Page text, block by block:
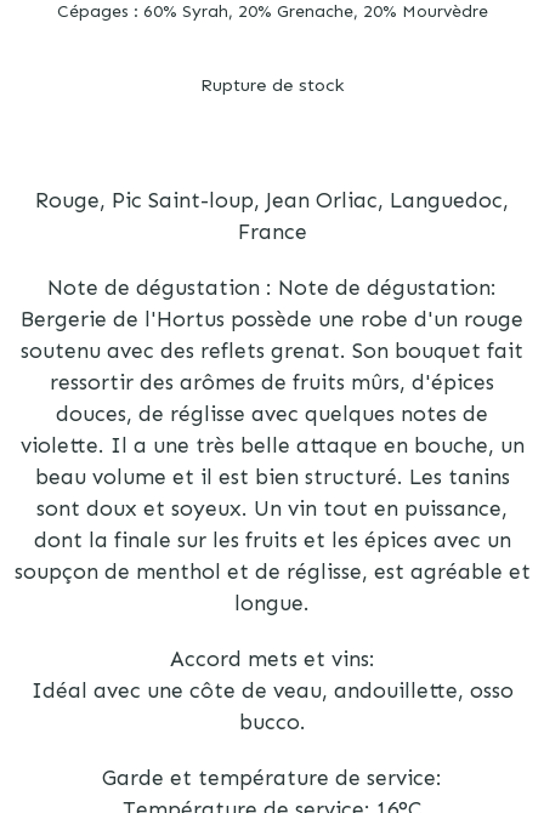
Cépages : 60% Syrah, 20% Grenache, 20% Mourvèdre
Rupture de stock
Rouge, Pic Saint-loup, Jean Orliac, Languedoc,
France
Note de dégustation : Note de dégustation:
Bergerie de l'Hortus possède une robe d'un rouge
soutenu avec des reflets grenat. Son bouquet fait
ressortir des arômes de fruits mûrs, d'épices
douces, de réglisse avec quelques notes de
violette. Il a une très belle attaque en bouche, un
beau volume et il est bien structuré. Les tanins
sont doux et soyeux. Un vin tout en puissance,
dont la finale sur les fruits et les épices avec un
soupçon de menthol et de réglisse, est agréable et
longue.
Accord mets et vins:
Idéal avec une côte de veau, andouillette, osso
bucco.
Garde et température de service: